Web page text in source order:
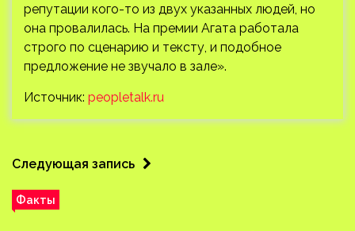
репутации кого-то из двух указанных людей, но
она провалилась. На премии Агата работала
строго по сценарию и тексту, и подобное
предложение не звучало в зале».
Источник: peopletalk.ru
Следующая запись
Факты